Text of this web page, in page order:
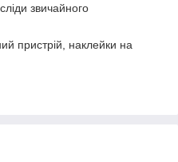
звичайного
пристрій, наклейки на